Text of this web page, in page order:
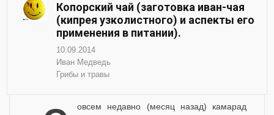
Копорский чай (заготовка иван-чая
(кипрея узколистного) и аспекты его
применения в питании).
10.09.2014
Иван Медведь
Грибы и травы